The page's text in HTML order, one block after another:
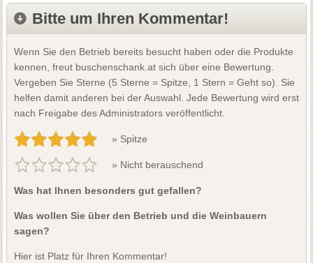
Bitte um Ihren Kommentar!
Wenn Sie den Betrieb bereits besucht haben oder die Produkte
kennen, freut buschenschank.at sich über eine Bewertung.
Vergeben Sie Sterne (5 Sterne = Spitze, 1 Stern = Geht so). Sie
helfen damit anderen bei der Auswahl. Jede Bewertung wird erst
nach Freigabe des Administrators veröffentlicht.
» Spitze
» Nicht berauschend
Was hat Ihnen besonders gut gefallen?
Was wollen Sie über den Betrieb und die Weinbauern
sagen?
Hier ist Platz für Ihren Kommentar!